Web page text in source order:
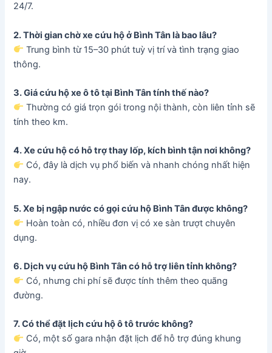
24/7.
2. Thời gian chờ xe cứu hộ ở Bình Tân là bao lâu?
Trung bình từ 15–30 phút tuỳ vị trí và tình trạng giao
thông.
3. Giá cứu hộ xe ô tô tại Bình Tân tính thế nào?
Thường có giá trọn gói trong nội thành, còn liên tỉnh sẽ
tính theo km.
4. Xe cứu hộ có hỗ trợ thay lốp, kích bình tận nơi không?
Có, đây là dịch vụ phổ biến và nhanh chóng nhất hiện
nay.
5. Xe bị ngập nước có gọi cứu hộ Bình Tân được không?
Hoàn toàn có, nhiều đơn vị có xe sàn trượt chuyên
dụng.
6. Dịch vụ cứu hộ Bình Tân có hỗ trợ liên tỉnh không?
Có, nhưng chi phí sẽ được tính thêm theo quãng
đường.
7. Có thể đặt lịch cứu hộ ô tô trước không?
Có, một số gara nhận đặt lịch để hỗ trợ đúng khung